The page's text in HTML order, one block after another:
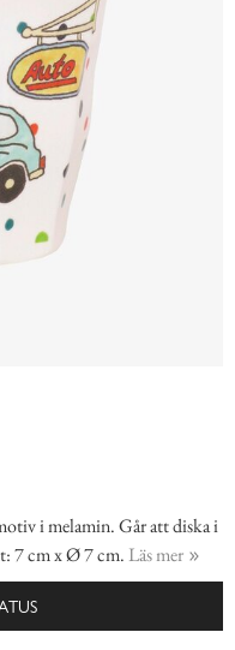
i melamin. Går att diska i
7 cm x Ø 7 cm. Läs mer